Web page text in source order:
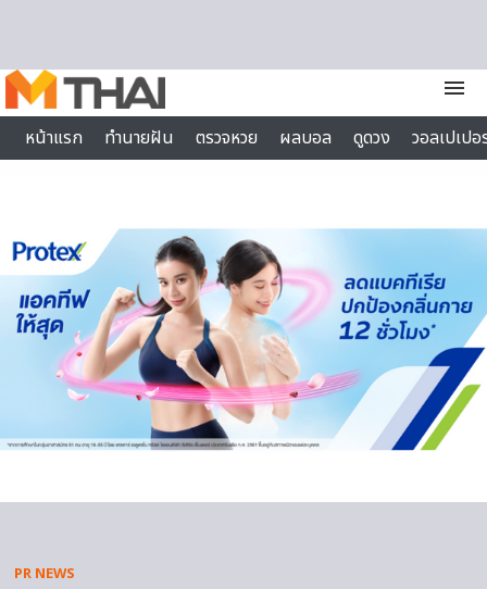
menu
หน้าแรก
ทำนายฝัน ตรวจหวย ผลบอล ดูดวง
วอลเปเป
PR NEWS